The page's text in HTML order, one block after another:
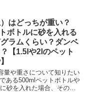
はどっちが重い？
ボトルに砂を入れる
ラムくらい？ダンベ
【1.5lや2lのペット
量や重さについて知りたい
ある500mlペットボトルや
砂を入れた場合、その重